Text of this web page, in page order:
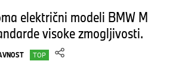
električni modeli BMW M
visoke zmogljivosti.
TOP